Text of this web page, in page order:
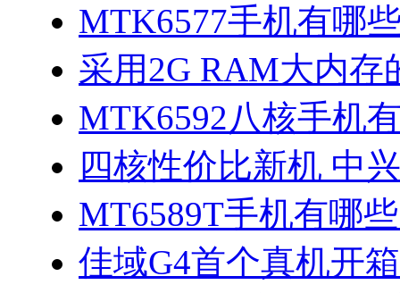
MTK6577手机有哪
采用2G RAM大内存
MTK6592八核手机
四核性价比新机 中
MT6589T手机有哪
佳域G4首个真机开